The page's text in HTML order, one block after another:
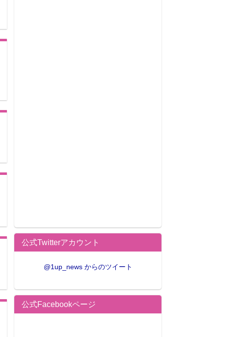
公式Twitterアカウント
@1up_news からのツイート
公式Facebookページ